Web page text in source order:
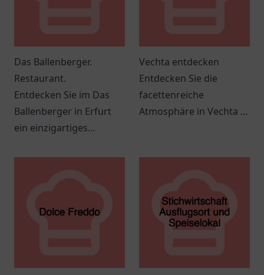
Das Ballenberger.
Restaurant.
Entdecken Sie im Das
Ballenberger in Erfurt
ein einzigartiges
Erlebnis mit kreativer
Vechta entdecken
Entdecken Sie die
facettenreiche
Atmosphäre in Vechta –
Gastronomie und
Momente.